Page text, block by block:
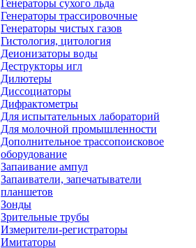
Генераторы сухого льда
Генераторы трассировочные
Генераторы чистых газов
Гистология, цитология
Деионизаторы воды
Деструкторы игл
Дилютеры
Диссоциаторы
Дифрактометры
Для испытательных лабораторий
Для молочной промышленности
Дополнительное трассопоисковое
оборудование
Запаивание ампул
Запаиватели, запечатыватели
планшетов
Зонды
Зрительные трубы
Измерители-регистраторы
Имитаторы